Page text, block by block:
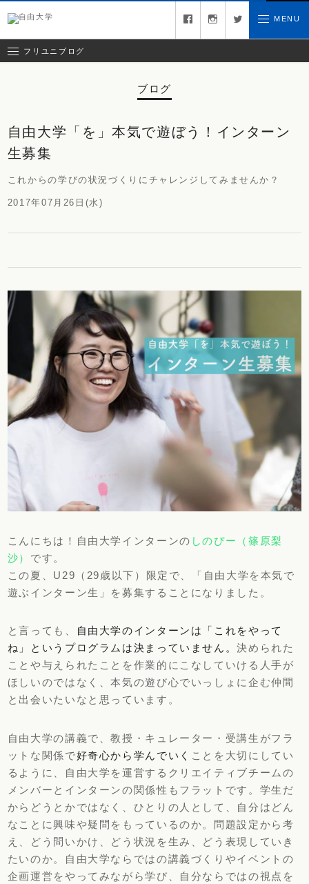
お問い合わせfacebook instagram twitter MENU
フリユニブログ
ブログ
自由大学「を」本気で遊ぼう！インターン
生募集
これからの学びの状況づくりにチャレンジしてみませんか？
2017年07月26日(水)
こんにちは！自由大学インターンの しのぴー（篠原梨
沙） です。
この夏、U29（29歳以下）限定で、「自由大学を本気で
遊ぶインターン生」を募集することになりました。
と言っても、
自由大学のインターンは「これをやって
ね」というプログラムは決まっていません。決められた
ことや与えられたことを作業的にこなしていける人手が
ほしいのではなく、本気の遊び心でいっしょに企む仲間
と出会いたいなと思っています。
自由大学の講義で、教授・キュレーター・受講生がフラ
ットな関係で好奇心から学んでいく ことを大切にしてい
るように、自由大学を運営するクリエイティブチームの
メンバーとインターンの関係性もフラットです。学生だ
からどうとかではなく、ひとりの人として、自分はどん
なことに興味や疑問をもっているのか。問題設定から考
え、どう問いかけ、どう状況を生み、どう表現していき
たいのか。自由大学ならではの講義づくりやイベントの
企画運営をやってみながら学び、自分ならではの視点を